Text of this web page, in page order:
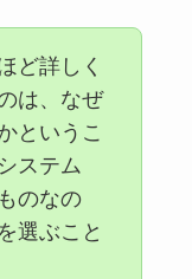
ど詳しく
は、なぜ
というこ
ステム
のなの
選ぶこと